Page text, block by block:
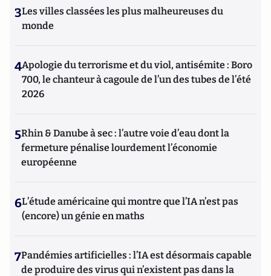
3Les villes classées les plus malheureuses du
monde
4Apologie du terrorisme et du viol, antisémite : Boro
700, le chanteur à cagoule de l’un des tubes de l’été
2026
5Rhin & Danube à sec : l’autre voie d’eau dont la
fermeture pénalise lourdement l’économie
européenne
6L’étude américaine qui montre que l’IA n’est pas
(encore) un génie en maths
7Pandémies artificielles : l’IA est désormais capable
de produire des virus qui n’existent pas dans la